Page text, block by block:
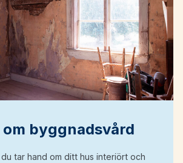
om byggnadsvård
tar hand om ditt hus interiört och